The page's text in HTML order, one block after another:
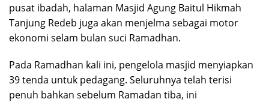
pusat ibadah, halaman Masjid Agung Baitul Hikmah
Tanjung Redeb juga akan menjelma sebagai motor
ekonomi selam bulan suci Ramadhan.
Pada Ramadhan kali ini, pengelola masjid menyiapkan
39 tenda untuk pedagang. Seluruhnya telah terisi
penuh bahkan sebelum Ramadan tiba, ini